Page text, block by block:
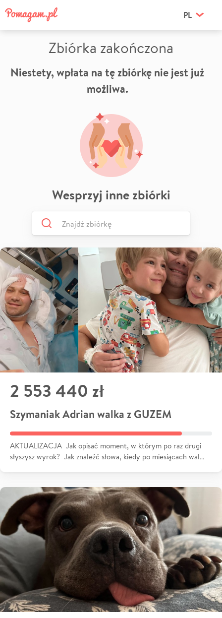
PL
Zbiórka zakończona
Niestety, wpłata na tę zbiórkę nie jest już
możliwa.
Wesprzyj inne zbiórki
2 553 440 zł
Szymaniak Adrian walka z GUZEM
AKTUALIZACJA Jak opisać moment, w którym po raz drugi
słyszysz wyrok? Jak znaleźć słowa, kiedy po miesiącach wal…